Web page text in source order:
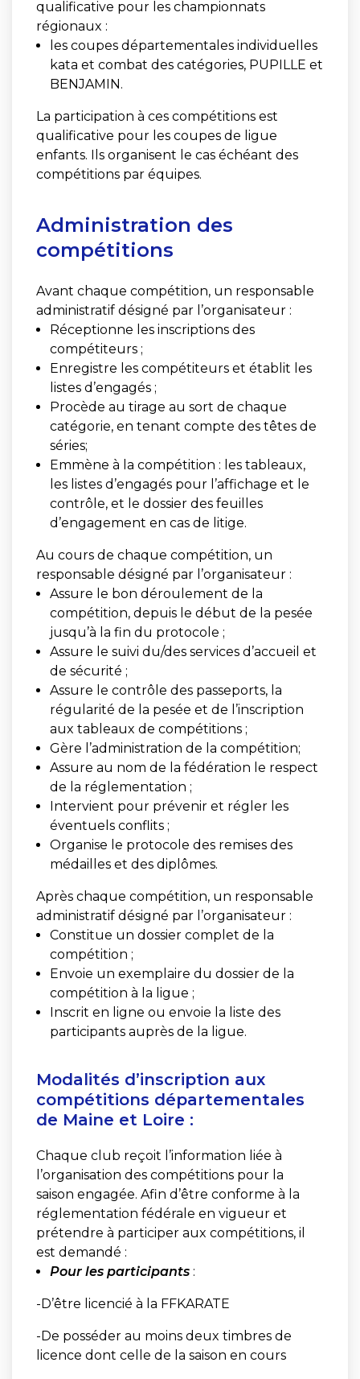
qualificative pour les championnats
régionaux :
les coupes départementales individuelles
kata et combat des catégories, PUPILLE et
BENJAMIN.
La participation à ces compétitions est
qualificative pour les coupes de ligue
enfants. Ils organisent le cas échéant des
compétitions par équipes.
Administration des
compétitions
Avant chaque compétition, un responsable
administratif désigné par l’organisateur :
Réceptionne les inscriptions des
compétiteurs ;
Enregistre les compétiteurs et établit les
listes d’engagés ;
Procède au tirage au sort de chaque
catégorie, en tenant compte des têtes de
séries;
Emmène à la compétition : les tableaux,
les listes d’engagés pour l’affichage et le
contrôle, et le dossier des feuilles
d’engagement en cas de litige.
Au cours de chaque compétition, un
responsable désigné par l’organisateur :
Assure le bon déroulement de la
compétition, depuis le début de la pesée
jusqu’à la fin du protocole ;
Assure le suivi du/des services d’accueil et
de sécurité ;
Assure le contrôle des passeports, la
régularité de la pesée et de l’inscription
aux tableaux de compétitions ;
Gère l’administration de la compétition;
Assure au nom de la fédération le respect
de la réglementation ;
Intervient pour prévenir et régler les
éventuels conflits ;
Organise le protocole des remises des
médailles et des diplômes.
Après chaque compétition, un responsable
administratif désigné par l’organisateur :
Constitue un dossier complet de la
compétition ;
Envoie un exemplaire du dossier de la
compétition à la ligue ;
Inscrit en ligne ou envoie la liste des
participants auprès de la ligue.
Modalités d’inscription aux
compétitions départementales
de Maine et Loire :
Chaque club reçoit l’information liée à
l’organisation des compétitions pour la
saison engagée. Afin d’être conforme à la
réglementation fédérale en vigueur et
prétendre à participer aux compétitions, il
est demandé :
Pour les participants:
-D’être licencié à la FFKARATE
-De posséder au moins deux timbres de
licence dont celle de la saison en cours